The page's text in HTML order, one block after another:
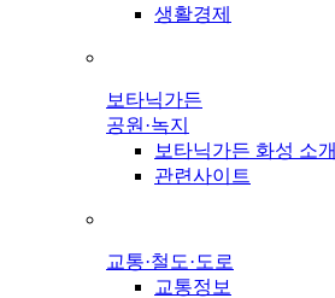
생활경제
보타닉가든
공원·녹지
보타닉가든 화성 소개
관련사이트
교통·철도·도로
교통정보